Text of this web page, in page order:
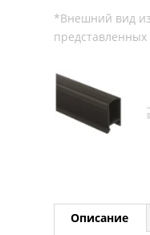
Описание